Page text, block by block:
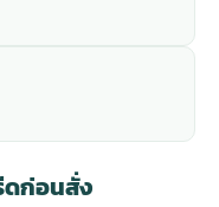
ดก่อนสั่ง